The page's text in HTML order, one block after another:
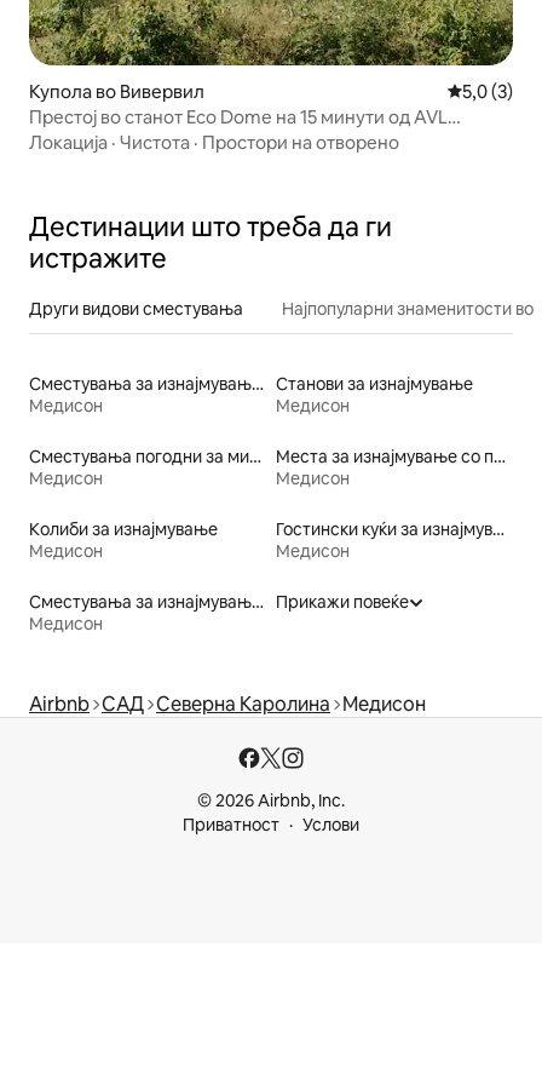
Купола во Вивервил Просечна
5,0 (3)
Престој во станот Eco Dome на 15 минути од AVL
(поглед на планините)
Локација · Чистота · Простори на отворено
Дестинации што треба да ги
истражите
Други видови сместувања Најпопуларни знаменитости во
Сместувања за изнајмување со тоалет со пристапна висина
Медисон
Станови за изнајмување
Медисон
Сместувања погодни за миленичиња
Медисон
Места за изнајмување со пристап до езеро
Медисон
Колиби за изнајмување
Медисон
Гостински куќи за изнајмување
Медисон
Сместувања за изнајмување погодни за семејства
Медисон
Прикажи повеќе
Airbnb САД Северна Каролина Медисон
© 2026 Airbnb, Inc.
Приватност
Услови